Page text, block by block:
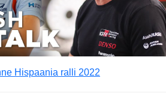
Hispaania ralli 2022